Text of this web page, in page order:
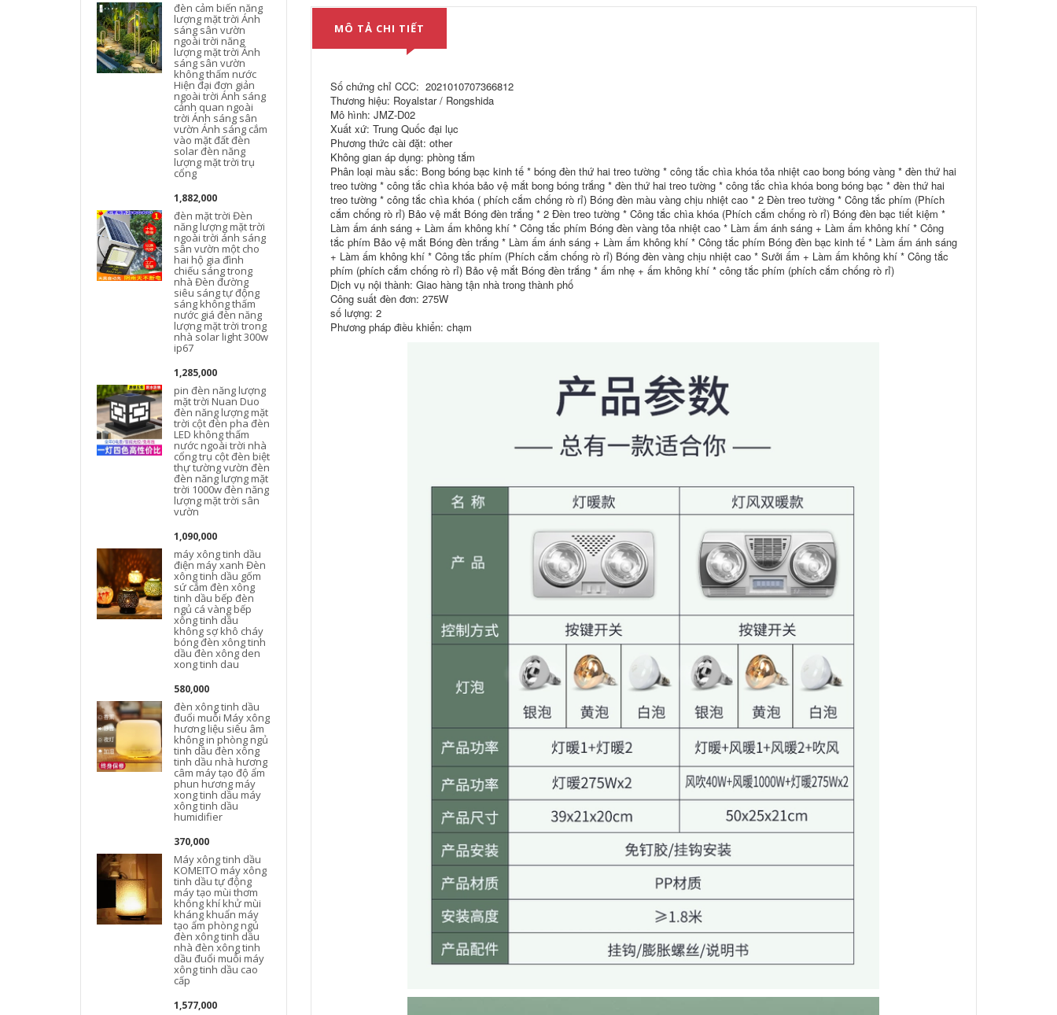
đèn cảm biến năng
lượng mặt trời Ánh
sáng sân vườn
ngoài trời năng
lượng mặt trời Ánh
sáng sân vườn
không thấm nước
Hiện đại đơn giản
ngoài trời Ánh sáng
cảnh quan ngoài
trời Ánh sáng sân
vườn Ánh sáng cắm
vào mặt đất đèn
solar đèn năng
lượng mặt trời trụ
cổng
1,882,000
đèn mặt trời Đèn
năng lượng mặt trời
ngoài trời ánh sáng
sân vườn một cho
hai hộ gia đình
chiếu sáng trong
nhà Đèn đường
siêu sáng tự động
sáng không thấm
nước giá đèn năng
lượng mặt trời trong
nhà solar light 300w
ip67
1,285,000
pin đèn năng lượng
mặt trời Nuan Duo
đèn năng lượng mặt
trời cột đèn pha đèn
LED không thấm
nước ngoài trời nhà
cổng trụ cột đèn biệt
thự tường vườn đèn
đèn năng lượng mặt
trời 1000w đèn năng
lượng mặt trời sân
vườn
1,090,000
máy xông tinh dầu
điện máy xanh Đèn
xông tinh dầu gốm
sứ cắm đèn xông
tinh dầu bếp đèn
ngủ cá vàng bếp
xông tinh dầu
không sợ khô cháy
bóng đèn xông tinh
dầu đèn xông den
xong tinh dau
580,000
đèn xông tinh dầu
đuổi muỗi Máy xông
hương liệu siêu âm
không in phòng ngủ
tinh dầu đèn xông
tinh dầu nhà hương
câm máy tạo độ ẩm
phun hương máy
xong tinh dầu máy
xông tinh dầu
humidifier
370,000
Máy xông tinh dầu
KOMEITO máy xông
tinh dầu tự động
máy tạo mùi thơm
không khí khử mùi
kháng khuẩn máy
tạo ẩm phòng ngủ
đèn xông tinh dầu
nhà đèn xông tinh
dầu đuổi muỗi máy
xông tinh dầu cao
cấp
1,577,000
hương liệu siêu âm
không in Bắc Âu lò
xông tinh dầu cắm
sương tạo ẩm im
487,000
Retro ngủ tinh dầu
thơm đèn xông tinh
dầu gia dụng đèn
xông tinh dầu trong
nhà lò xông hương
liệu cắm trong
phòng ngủ đèn
xông tinh dầu lò
xông tinh dầu máy
xông tinh dầu
humidifier
980,000
Netease lựa chọn
nghiêm ngặt máy
xông tinh dầu máy
xông tinh dầu tại
nhà máy xông tinh
dầu siêu âm đèn
xông hương thơm
tắm Ánh sáng Máy
nên mua đèn sưởi
âm trần chiếu sáng
Đèn vật lý trị liệu
Phòng tắm Phòng
phòng tắm Yuba
bóng đèn 275W
chống cháy nổ kiểu
cũ đặc biệt LED
chiếu sáng trung
gian chiếu sáng treo
tường bốn đèn máy
sưởi phòng tắm giá
đèn sưởi
211,000
đèn miễn phí cú
đấm đèn sưởi
halogen đèn sưởi
âm trần
máy sưởi phòng
ấm bong bóng sưởi
ấm treo tường Yuba
bóng bong bóng
tắm chống cháy nổ
hộ gia đình nên
mua đèn sưởi nhà
tắm loại nào đèn
sưởi phòng tắm
290,000
Op Lighting Bóng
đèn sưởi nhà tắm
Yuba bóng đèn sưởi
nhà vệ sinh 275W
không thấm nước
chống cháy nổ bóng
đèn chiếu sáng
trung gian giá đèn
sưởi nhà tắm đèn
sưởi nhà tắm âm
trần
277,000
đèn nam châm âm
trần Đèn trần LED
Ultra -thin LED
Square Square
Phòng khách Đèn
phòng khách Đơn
giản Đơn giản hiện
Phòng ngủ ban
đèn vuông âm trần
phòng ngủ tối giản
MÔ TẢ CHI TIẾT
Số chứng chỉ CCC: 2021010707366812
Thương hiệu: Royalstar / Rongshida
Mô hình: JMZ-D02
Xuất xứ: Trung Quốc đại lục
Phương thức cài đặt: other
Không gian áp dụng: phòng tắm
Phân loại màu sắc: Bong bóng bạc kinh tế * bóng đèn thứ hai treo tường * công tắc chìa khóa tỏa nhiệt cao bong bóng vàng * đèn thứ hai
treo tường * công tắc chìa khóa bảo vệ mắt bong bóng trắng * đèn thứ hai treo tường * công tắc chìa khóa bong bóng bạc * đèn thứ hai
treo tường * công tắc chìa khóa ( phích cắm chống rò rỉ) Bóng đèn màu vàng chịu nhiệt cao * 2 Đèn treo tường * Công tắc phím (Phích
cắm chống rò rỉ) Bảo vệ mắt Bóng đèn trắng * 2 Đèn treo tường * Công tắc chìa khóa (Phích cắm chống rò rỉ) Bóng đèn bạc tiết kiệm *
Làm ấm ánh sáng + Làm ấm không khí * Công tắc phím Bóng đèn vàng tỏa nhiệt cao * Làm ấm ánh sáng + Làm ấm không khí * Công
tắc phím Bảo vệ mắt Bóng đèn trắng * Làm ấm ánh sáng + Làm ấm không khí * Công tắc phím Bóng đèn bạc kinh tế * Làm ấm ánh sáng
+ Làm ấm không khí * Công tắc phím (Phích cắm chống rò rỉ) Bóng đèn vàng chịu nhiệt cao * Sưởi ấm + Làm ấm không khí * Công tắc
phím (phích cắm chống rò rỉ) Bảo vệ mắt Bóng đèn trắng * ấm nhẹ + ấm không khí * công tắc phím (phích cắm chống rò rỉ)
Dịch vụ nội thành: Giao hàng tận nhà trong thành phố
Công suất đèn đơn: 275W
số lượng: 2
Phương pháp điều khiển: chạm